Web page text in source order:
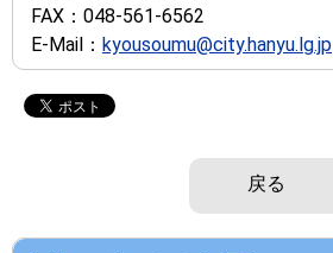
FAX： 048-561-6562
E-Mail： kyousoumu@city.hanyu.lg.jp
戻る